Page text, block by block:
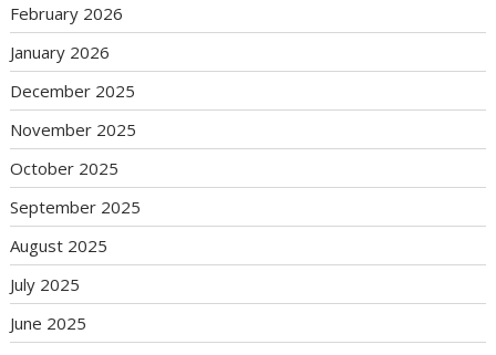
February 2026
January 2026
December 2025
November 2025
October 2025
September 2025
August 2025
July 2025
June 2025